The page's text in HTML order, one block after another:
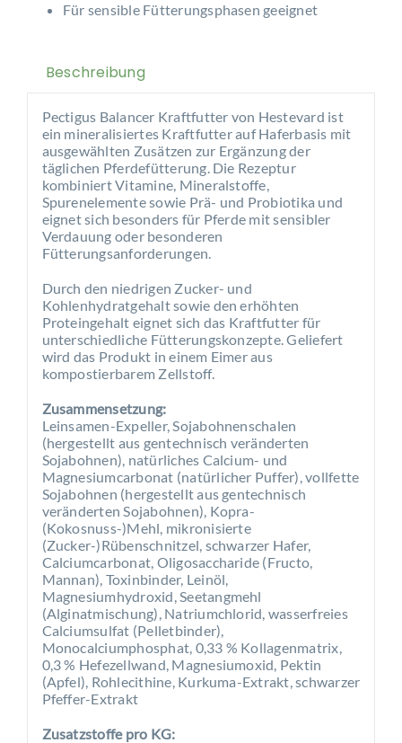
Für sensible Fütterungsphasen geeignet
Beschreibung
Pectigus Balancer Kraftfutter von Hestevard ist
ein mineralisiertes Kraftfutter auf Haferbasis mit
ausgewählten Zusätzen zur Ergänzung der
täglichen Pferdefütterung. Die Rezeptur
kombiniert Vitamine, Mineralstoffe,
Spurenelemente sowie Prä- und Probiotika und
eignet sich besonders für Pferde mit sensibler
Verdauung oder besonderen
Fütterungsanforderungen.
Durch den niedrigen Zucker- und
Kohlenhydratgehalt sowie den erhöhten
Proteingehalt eignet sich das Kraftfutter für
unterschiedliche Fütterungskonzepte. Geliefert
wird das Produkt in einem Eimer aus
kompostierbarem Zellstoff.
Zusammensetzung:
Leinsamen-Expeller, Sojabohnenschalen
(hergestellt aus gentechnisch veränderten
Sojabohnen), natürliches Calcium- und
Magnesiumcarbonat (natürlicher Puffer), vollfette
Sojabohnen (hergestellt aus gentechnisch
veränderten Sojabohnen), Kopra-
(Kokosnuss-)Mehl, mikronisierte
(Zucker-)Rübenschnitzel, schwarzer Hafer,
Calciumcarbonat, Oligosaccharide (Fructo,
Mannan), Toxinbinder, Leinöl,
Magnesiumhydroxid, Seetangmehl
(Alginatmischung), Natriumchlorid, wasserfreies
Calciumsulfat (Pelletbinder),
Monocalciumphosphat, 0,33 % Kollagenmatrix,
0,3 % Hefezellwand, Magnesiumoxid, Pektin
(Apfel), Rohlecithine, Kurkuma-Extrakt, schwarzer
Pfeffer-Extrakt
Zusatzstoffe pro KG: